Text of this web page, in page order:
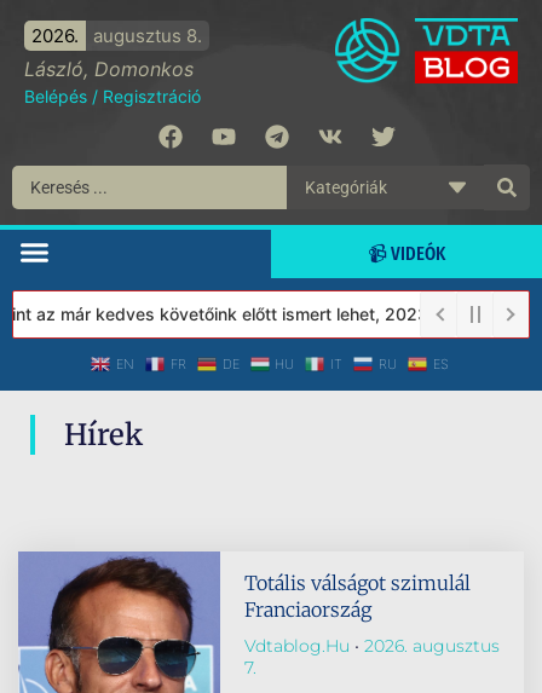
2026. augusztus 8.
László, Domonkos
Belépés / Regisztráció
📹 VIDEÓK
az már kedves követőink előtt ismert lehet, 2023-tól a Védett
EN FR DE HU IT RU ES
Hírek
Totális válságot szimulál
Franciaország
Vdtablog.hu
2026. augusztus
7.